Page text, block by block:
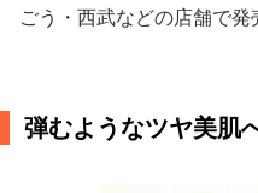
ごう・西武などの店舗で発
弾むようなツヤ美肌